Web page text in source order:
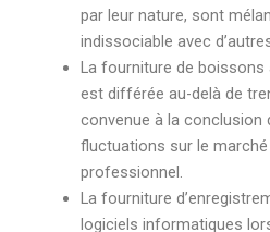
par leur nature, sont
indissociable avec
La fourniture de
est différée au-delà de
convenue à la conclusion
fluctuations sur le
professionnel.
La fourniture
logiciels informatiques